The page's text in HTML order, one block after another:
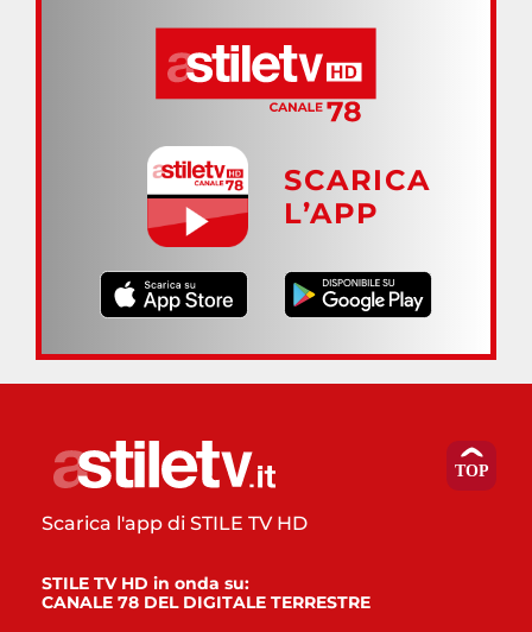
SCARICA
L’APP
Scarica l'app di STILE TV HD
STILE TV HD in onda su:
CANALE 78 DEL DIGITALE TERRESTRE